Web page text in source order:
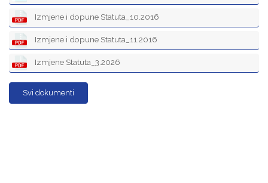
Izmjene i dopune Statuta_10.2016
Izmjene i dopune Statuta_11.2016
Izmjene Statuta_3.2026
Svi dokumenti